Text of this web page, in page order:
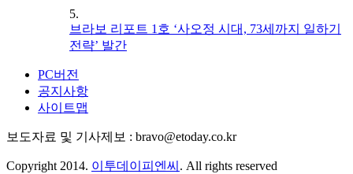
5.
브라보 리포트 1호 ‘사오정 시대, 73세까지 일하기
전략’ 발간
PC버전
공지사항
사이트맵
보도자료 및 기사제보 : bravo@etoday.co.kr
Copyright 2014. 이투데이피엔씨 . All rights reserved